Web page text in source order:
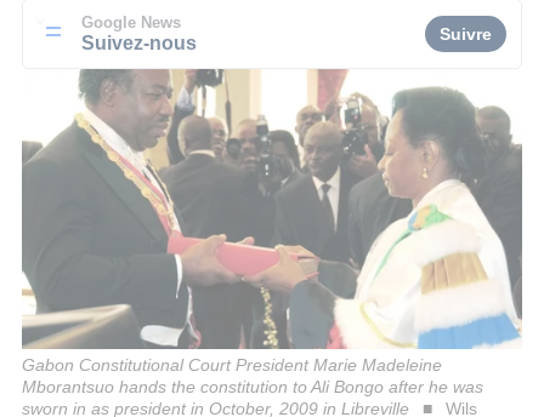
Google News
Suivez-nous Suivre
Gabon Constitutional Court President Marie Madeleine
Mborantsuo hands the constitution to Ali Bongo after he was
sworn in as president in October, 2009 in Libreville
Wils